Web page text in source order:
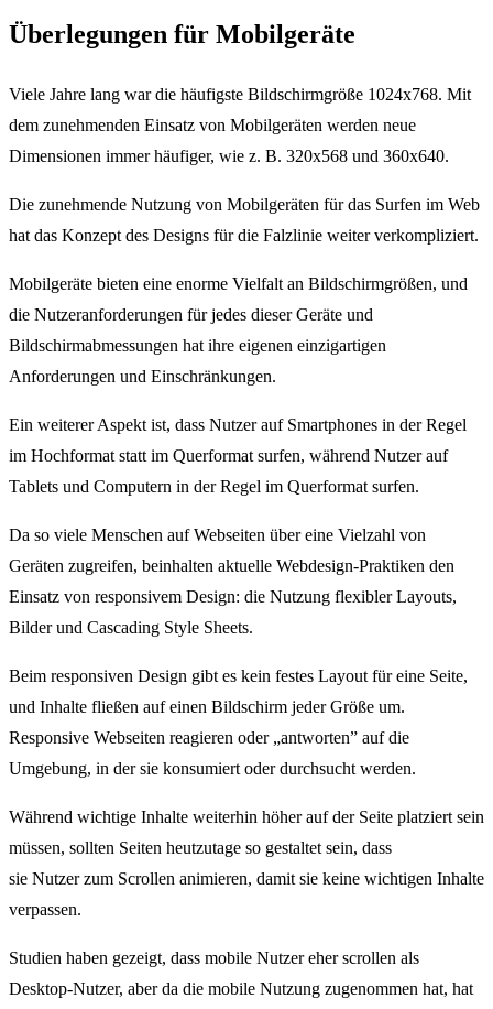
Überlegungen für Mobilgeräte
Viele Jahre lang war die häufigste Bildschirmgröße 1024x768. Mit
dem zunehmenden Einsatz von Mobilgeräten werden neue
Dimensionen immer häufiger, wie z. B. 320x568 und 360x640.
Die zunehmende Nutzung von Mobilgeräten für das Surfen im Web
hat das Konzept des Designs für die Falzlinie weiter verkompliziert.
Mobilgeräte bieten eine enorme Vielfalt an Bildschirmgrößen, und
die Nutzeranforderungen für jedes dieser Geräte und
Bildschirmabmessungen hat ihre eigenen einzigartigen
Anforderungen und Einschränkungen.
Ein weiterer Aspekt ist, dass Nutzer auf Smartphones in der Regel
im Hochformat statt im Querformat surfen, während Nutzer auf
Tablets und Computern in der Regel im Querformat surfen.
Da so viele Menschen auf Webseiten über eine Vielzahl von
Geräten zugreifen, beinhalten aktuelle Webdesign-Praktiken den
Einsatz von responsivem Design: die Nutzung flexibler Layouts,
Bilder und Cascading Style Sheets.
Beim responsiven Design gibt es kein festes Layout für eine Seite,
und Inhalte fließen auf einen Bildschirm jeder Größe um.
Responsive Webseiten reagieren oder „antworten” auf die
Umgebung, in der sie konsumiert oder durchsucht werden.
Während wichtige Inhalte weiterhin höher auf der Seite platziert sein
müssen, sollten Seiten heutzutage so gestaltet sein, dass
sie Nutzer zum Scrollen animieren, damit sie keine wichtigen Inhalte
verpassen.
Studien haben gezeigt, dass mobile Nutzer eher scrollen als
Desktop-Nutzer, aber da die mobile Nutzung zugenommen hat, hat